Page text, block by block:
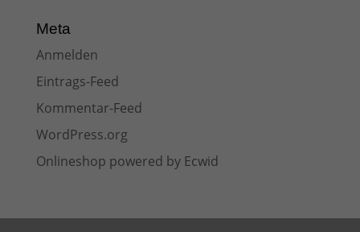
Meta
Anmelden
Eintrags-Feed
Kommentar-Feed
WordPress.org
Onlineshop powered by Ecwid